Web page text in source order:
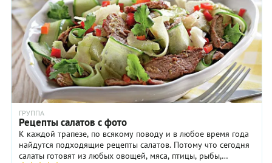
ГРУППА
Рецепты салатов с фото
К каждой трапезе, по всякому поводу и в любое время года
найдутся подходящие рецепты салатов. Потому что сегодня
салаты готовят из любых овощей, мяса, птицы, рыбы,